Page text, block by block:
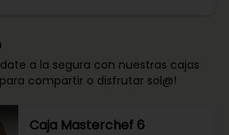
a la segura con nuestras cajas
compartir o disfrutar sol@!
Caja Masterchef 6